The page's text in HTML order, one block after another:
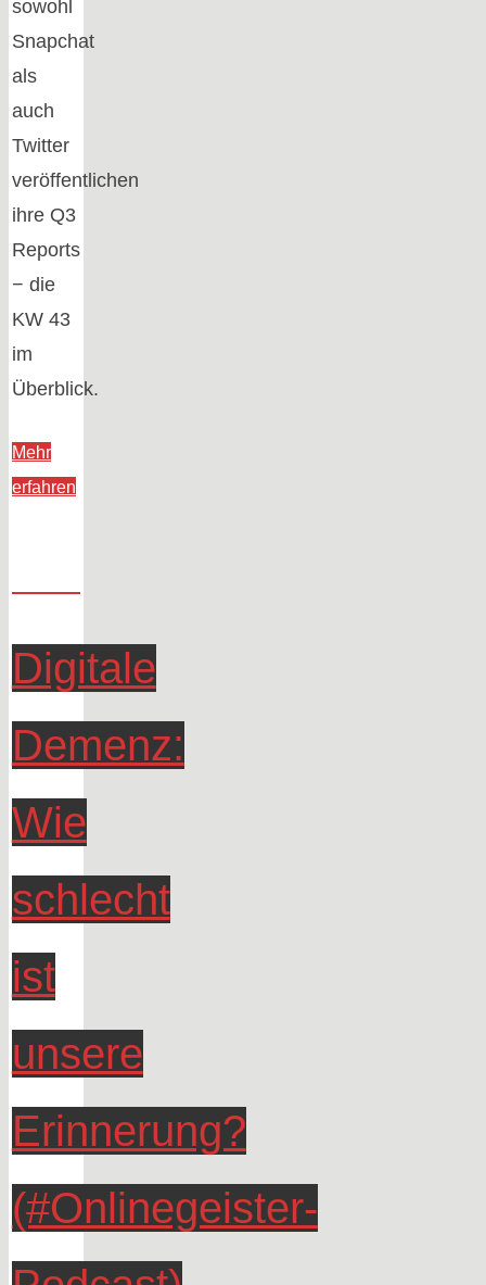
sowohl
Snapchat
als
auch
Twitter
veröffentlichen
ihre Q3
Reports
− die
KW 43
im
Überblick.
Mehr
erfahren"Die
43"
Digitale
Demenz:
Wie
schlecht
ist
unsere
Erinnerung?
(#Onlinegeister-